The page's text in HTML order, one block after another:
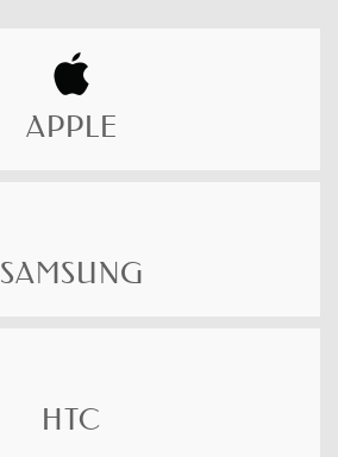
APPLE
SAMSUNG
HTC